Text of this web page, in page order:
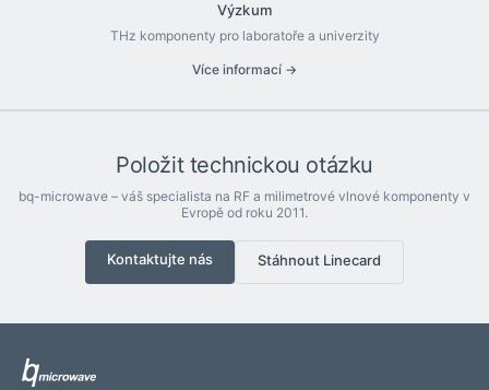
Výzkum
THz komponenty pro laboratoře a univerzity
Více informací →
Položit technickou otázku
bq-microwave – váš specialista na RF a milimetrové vlnové komponenty v
Evropě od roku 2011.
Kontaktujte nás Stáhnout Linecard